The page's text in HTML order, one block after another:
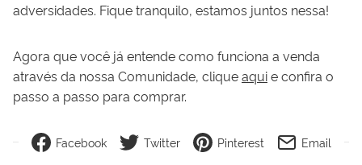
adversidades. Fique tranquilo, estamos juntos nessa!
Agora que você já entende como funciona a venda
através da nossa Comunidade, cliqueaquie confira o
passo a passo para comprar.
Facebook Twitter Pinterest Email